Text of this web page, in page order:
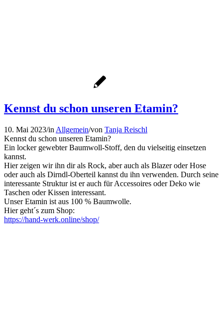
Kennst du schon unseren Etamin?
10. Mai 2023/in Allgemein/von Tanja Reischl
Kennst du schon unseren Etamin?
Ein locker gewebter Baumwoll-Stoff, den du vielseitig einsetzen
kannst.
Hier zeigen wir ihn dir als Rock, aber auch als Blazer oder Hose
oder auch als Dirndl-Oberteil kannst du ihn verwenden. Durch seine
interessante Struktur ist er auch für Accessoires oder Deko wie
Taschen oder Kissen interessant.
Unser Etamin ist aus 100 % Baumwolle.
Hier geht´s zum Shop:
https://hand-werk.online/shop/